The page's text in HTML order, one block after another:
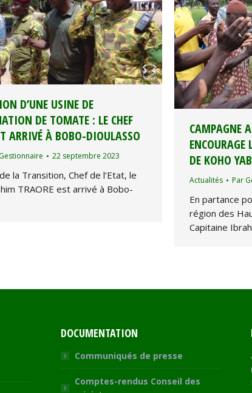
D’UNE USINE DE
DE TOMATE : LE CHEF
ARRIVÉ À BOBO-DIOULASSO
Gestionnaire 22 septembre 2023
la Transition, Chef de l’Etat, le
TRAORE est arrivé à Bobo-
CAMPAGNE
ENCOURAGE
DE KOHO
Actualités Par
En partance
région des
Capitaine
DOCUMENTATION
Communiqués de presse
Comptes-rendus Conseil des